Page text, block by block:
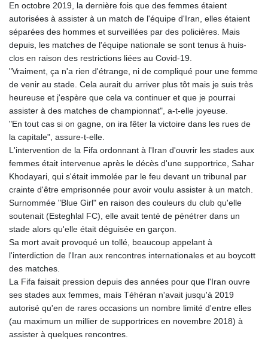
En octobre 2019, la dernière fois que des femmes étaient
autorisées à assister à un match de l'équipe d'Iran, elles étaient
séparées des hommes et surveillées par des policières. Mais
depuis, les matches de l'équipe nationale se sont tenus à huis-
clos en raison des restrictions liées au Covid-19.
"Vraiment, ça n'a rien d'étrange, ni de compliqué pour une femme
de venir au stade. Cela aurait du arriver plus tôt mais je suis très
heureuse et j'espère que cela va continuer et que je pourrai
assister à des matches de championnat", a-t-elle joyeuse.
"En tout cas si on gagne, on ira fêter la victoire dans les rues de
la capitale", assure-t-elle.
L'intervention de la Fifa ordonnant à l'Iran d'ouvrir les stades aux
femmes était intervenue après le décès d'une supportrice, Sahar
Khodayari, qui s'était immolée par le feu devant un tribunal par
crainte d'être emprisonnée pour avoir voulu assister à un match.
Surnommée "Blue Girl" en raison des couleurs du club qu'elle
soutenait (Esteghlal FC), elle avait tenté de pénétrer dans un
stade alors qu'elle était déguisée en garçon.
Sa mort avait provoqué un tollé, beaucoup appelant à
l'interdiction de l'Iran aux rencontres internationales et au boycott
des matches.
La Fifa faisait pression depuis des années pour que l'Iran ouvre
ses stades aux femmes, mais Téhéran n'avait jusqu'à 2019
autorisé qu'en de rares occasions un nombre limité d'entre elles
(au maximum un millier de supportrices en novembre 2018) à
assister à quelques rencontres.